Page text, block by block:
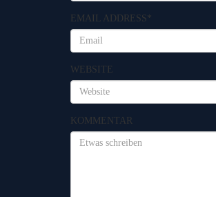
EMAIL ADDRESS*
WEBSITE
KOMMENTAR